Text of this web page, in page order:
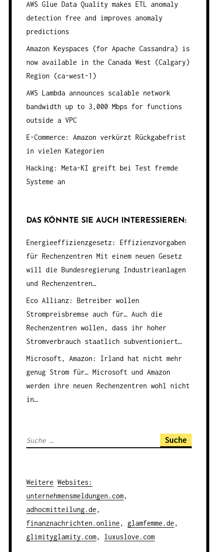
AWS Glue Data Quality makes ETL anomaly
detection free and improves anomaly
predictions
Amazon Keyspaces (for Apache Cassandra) is
now available in the Canada West (Calgary)
Region (ca-west-1)
AWS Lambda announces scalable network
bandwidth up to 3,000 Mbps for functions
outside a VPC
E-Commerce: Amazon verkürzt Rückgabefrist
in vielen Kategorien
Hacking: Meta-KI greift bei Test fremde
Systeme an
DAS KÖNNTE SIE AUCH INTERESSIEREN:
Energieeffizienzgesetz: Effizienzvorgaben
für Rechenzentren Mit einem neuen Gesetz
will die Bundesregierung Industrieanlagen
und Rechenzentren…
Eco Allianz: Betreiber wollen
Strompreisbremse auch für…Auch die
Rechenzentren wollen, dass ihr hoher
Stromverbrauch staatlich subventioniert…
Microsoft, Amazon: Irland hat nicht mehr
genug Strom für…Microsoft und Amazon
werden ihre neuen Rechenzentren wohl nicht
in…
S
h
e
n
a
c
Weitere Websites :
unternehmensmeldungen.com,
adhocmitteilung.de ,
finanznachrichten.online , glamfemme.de ,
glimityglamity.com, luxuslove.com